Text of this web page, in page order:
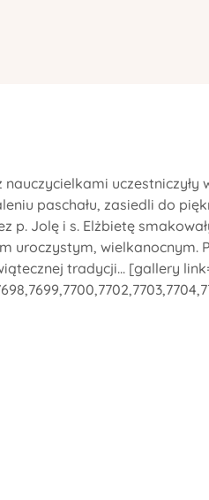
z nauczycielkami
paschału, zasiedli do
p. Jolę i s. Elżbietę
uroczystym, wielkanocnym.
tradycji... [gallery